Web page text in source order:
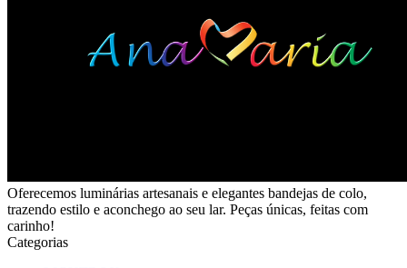
Oferecemos luminárias artesanais e elegantes bandejas de colo,
trazendo estilo e aconchego ao seu lar. Peças únicas, feitas com
carinho!
Categorias